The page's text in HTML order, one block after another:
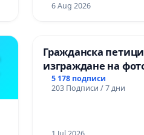
6 Aug 2026
Гражданска
изграждане на
парк в с.Прибой,
5 178 подписи
203 Подписи / 7 дни